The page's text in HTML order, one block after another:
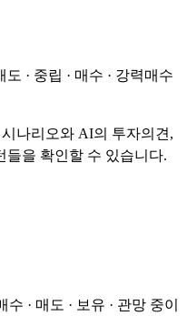
도 · 중립 · 매수 · 강력매수
나리오와 AI의 투자의견,
들을 확인할 수 있습니다.
수 · 매도 · 보유 · 관망 중이